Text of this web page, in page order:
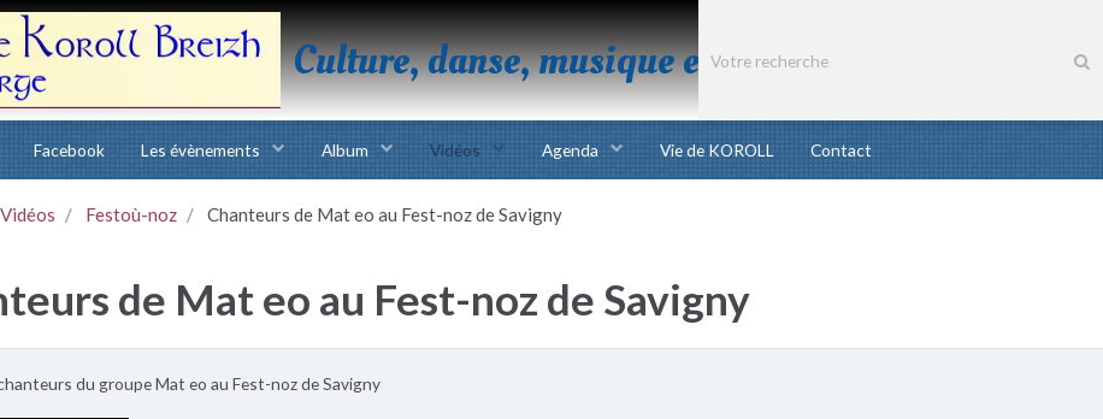
Culture, danse, musique et chant bretons
Facebook Les évènements Album Vidéos Agenda Vie de KOROLL Contact
Vidéos Festoù-noz Chanteurs de Mat eo au Fest-noz de Savigny
de Mat eo au Fest-noz de Savigny
du groupe Mat eo au Fest-noz de Savigny